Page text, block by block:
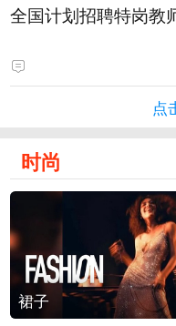
全国计划招聘特岗教
点
时尚
裙子